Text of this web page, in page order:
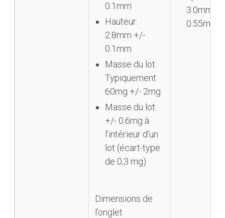
0.1mm
Hauteur:
2.8mm +/-
0.1mm
Masse du lot:
Typiquement
60mg +/- 2mg
Masse du lot:
+/- 0.6mg à
l’intérieur d’un
lot (écart-type
de 0,3 mg)
Dimensions de
l’onglet
3.0mm
0.55mm